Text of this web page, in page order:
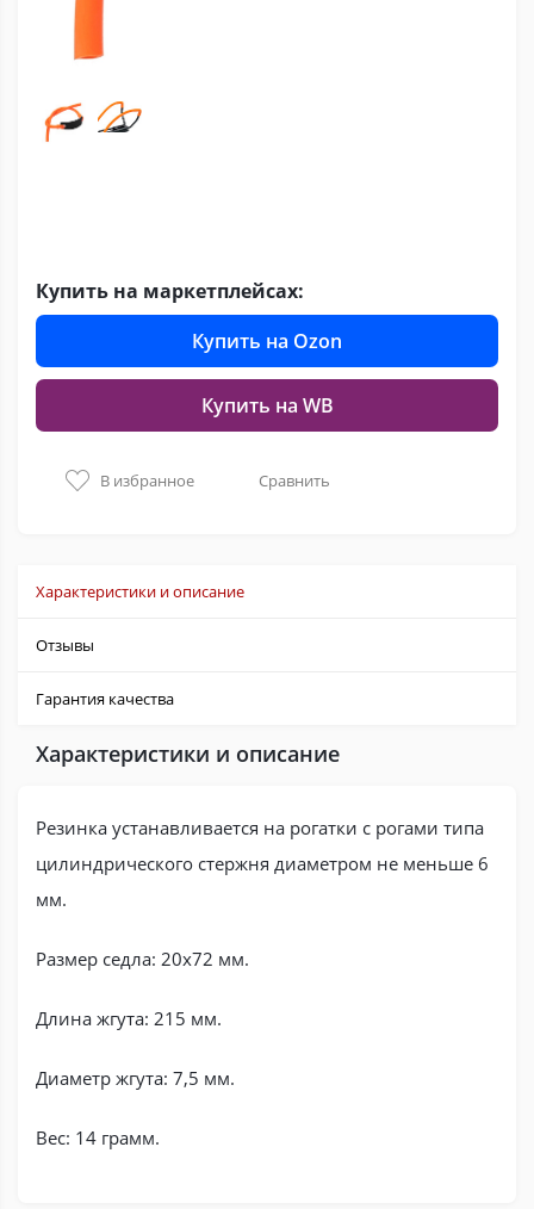
Купить на маркетплейсах:
Купить на Ozon
Купить на WB
В избранное Сравнить
Характеристики и описание
Отзывы
Гарантия качества
Характеристики и описание
Резинка устанавливается на рогатки с рогами типа
цилиндрического стержня диаметром не меньше 6
мм.
Размер седла: 20х72 мм.
Длина жгута: 215 мм.
Диаметр жгута: 7,5 мм.
Вес: 14 грамм.